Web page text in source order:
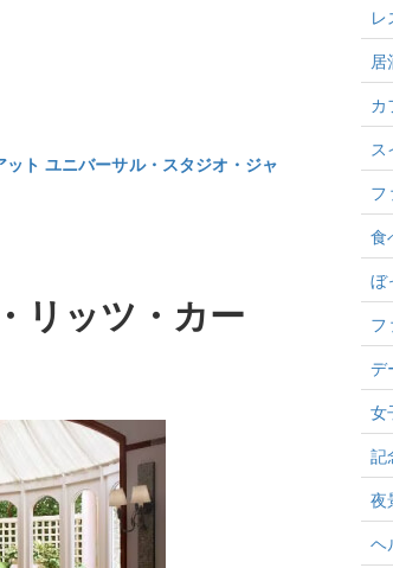
ト ユニバーサル・スタジオ・ジャ
リッツ・カー
カ
フ
食
ぼ
フ
デ
女
記
夜
ヘ